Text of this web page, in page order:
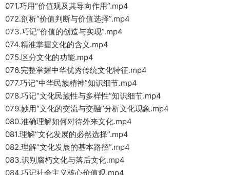
071.巧用“价值观及其导向作用”.mp4
072.剖析“价值判断与价值选择”.mp4
073.巧记“价值的创造与实现”.mp4
074.精准掌握文化的含义.mp4
075.区分文化的功能.mp4
076.完整掌握中华优秀传统文化特征.mp4
077.巧记“中华民族精神”知识细节.mp4
078.巧记“文化民族性与多样性”知识细节.mp4
079.妙用“文化的交流与交融”分析文化现象.mp4
080.准确理解如何对待外来文化.mp4
081.理解“文化发展的必然选择”.mp4
082.理解“文化发展的基本路径”.mp4
083.识别腐朽文化与落后文化.mp4
084.巧记社会主义核心价值观.mp4